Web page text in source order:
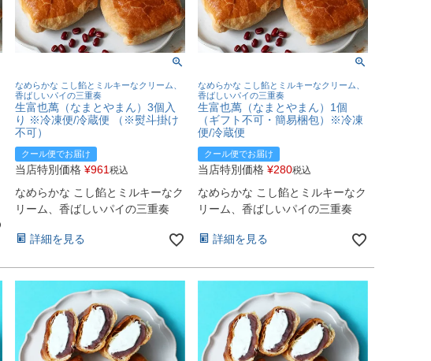
なめらかな こし餡とミルキーなクリーム、
香ばしいパイの三重奏
生富也萬（なまとやまん）3個入
り ※冷凍便/冷蔵便 （※熨斗掛け
不可）
クール便でお届け
当店特別価格 ¥961 税込
なめらかな こし餡とミルキーなク
リーム、香ばしいパイの三重奏
詳細を見る
なめらかな こし餡とミルキーなクリーム、
香ばしいパイの三重奏
生富也萬（なまとやまん）1個
（ギフト不可・簡易梱包）※冷凍
便/冷蔵便
クール便でお届け
当店特別価格 ¥280税込
なめらかな こし餡とミルキーなク
リーム、香ばしいパイの三重奏
詳細を見る